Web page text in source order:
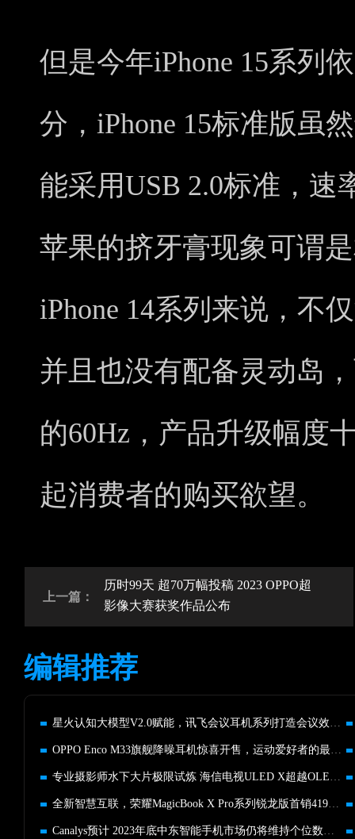
但是今年iPhone 15系列
分，iPhone 15标准版虽
能采用USB 2.0标准，速
苹果的挤牙膏现象可谓
iPhone 14系列来说，不
并且也没有配备灵动岛
的60Hz，产品升级幅度
起消费者的购买欲望。
上一篇：
历时99天 超70万幅投稿 2023 OPPO超
影像大赛获奖作品公布
编辑推荐
星火认知大模型V2.0赋能，讯飞会议耳机系列打造会议效率天花板
OPPO Enco M33旗舰降噪耳机惊喜开售，运动爱好者的最佳搭子
专业摄影师水下大片极限试炼 海信电视ULED X超越OLED、MiniLED
全新智慧互联，荣耀MagicBook X Pro系列锐龙版首销4199元起
Canalys预计 2023年底中东智能手机市场仍将维持个位数的增幅